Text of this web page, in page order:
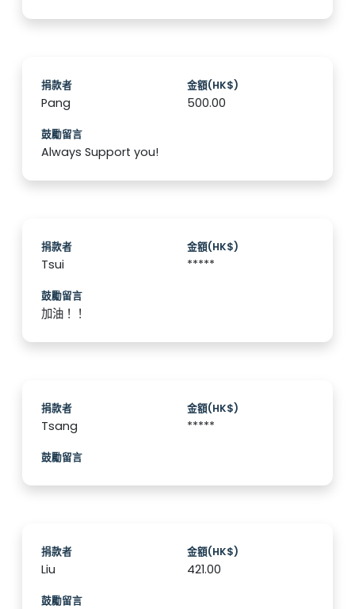
捐款者
Pang
金額(HK$)
500.00
鼓勵留言
Always Support you!
捐款者
Tsui
金額(HK$)
*****
鼓勵留言
加油！！
捐款者
Tsang
金額(HK$)
*****
鼓勵留言
捐款者
Liu
金額(HK$)
421.00
鼓勵留言